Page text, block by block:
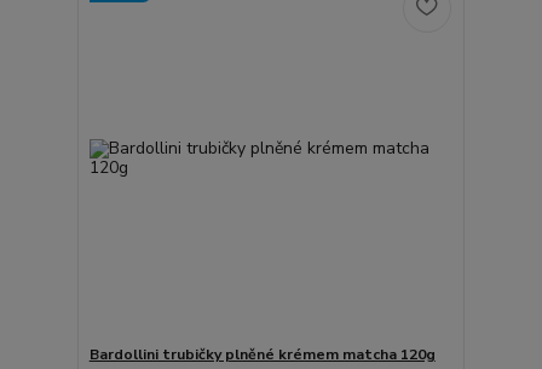
Bardollini trubičky plněné krémem matcha 120g